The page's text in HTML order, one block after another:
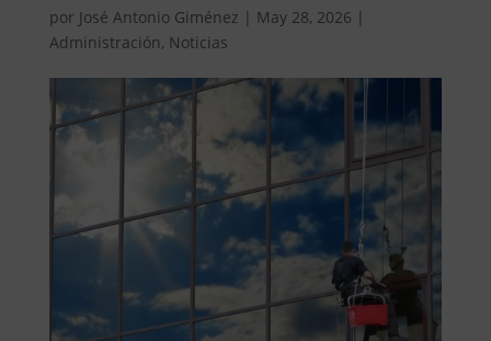
por José Antonio Giménez | May 28, 2026 |
Administración, Noticias